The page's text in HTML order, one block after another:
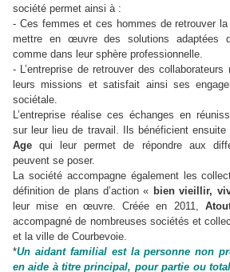
société permet ainsi à :
- Ces femmes et ces hommes de retrouver
mettre en œuvre des solutions adaptées
comme dans leur sphère professionnelle.
- L’entreprise de retrouver des
leurs missions et satisfait ainsi ses
sociétale.
L’entreprise réalise ces échanges en
sur leur lieu de travail. Ils bénéficient ensuite
Age qui leur permet de répondre aux
peuvent se poser.
La société accompagne également les
définition de plans d’action « bien vieillir,
leur mise en œuvre. Créée en 2011,
accompagné de nombreuses sociétés et
et la ville de Courbevoie.
*Un aidant familial est la personne non
en aide à titre principal, pour partie ou